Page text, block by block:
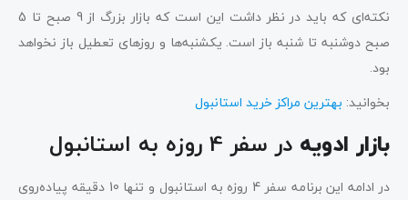
نکته‌ای که باید در نظر داشت این است که بازار بزرگ از 9 صبح تا 5
صبح دوشنبه تا شنبه باز است. یکشنبه‌ها و روزهای تعطیل باز نخواهد
بود.
بخوانید: بهترین مراکز خرید استانبول
بازار ادویه در سفر 4 روزه به استانبول
در ادامه این برنامه سفر 4 روزه به استانبول و تنها 10 دقیقه پیاده‌روی